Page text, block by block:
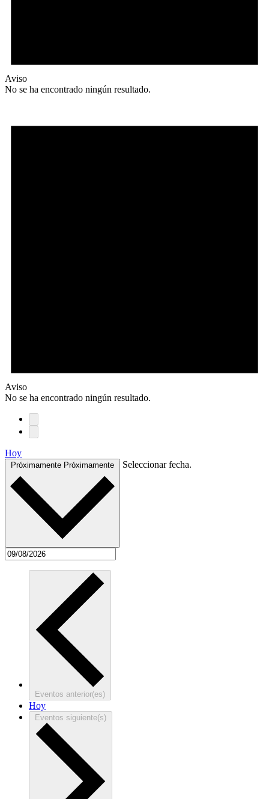
Aviso
No se ha encontrado ningún resultado.
Aviso
No se ha encontrado ningún resultado.
Hoy
Próximamente Próximamente Seleccionar fecha.
Eventos anterior(es)
Hoy
Eventos siguiente(s)